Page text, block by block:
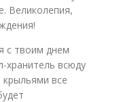
Великолепия,
с твоим днем
всюду
все